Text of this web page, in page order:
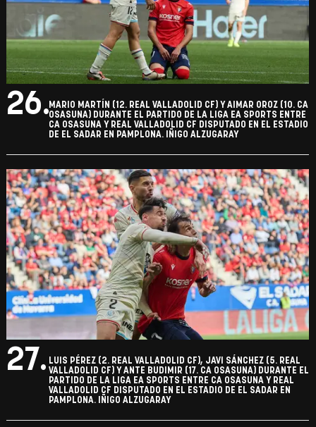
26.MARIO MARTÍN (12. REAL VALLADOLID CF) Y AIMAR OROZ (10. CA
OSASUNA) DURANTE EL PARTIDO DE LA LIGA EA SPORTS ENTRE
CA OSASUNA Y REAL VALLADOLID CF DISPUTADO EN EL ESTADIO
DE EL SADAR EN PAMPLONA. IÑIGO ALZUGARAY
27. LUIS PÉREZ (2. REAL VALLADOLID CF), JAVI SÁNCHEZ (5. REAL
VALLADOLID CF) Y ANTE BUDIMIR (17. CA OSASUNA) DURANTE EL
PARTIDO DE LA LIGA EA SPORTS ENTRE CA OSASUNA Y REAL
VALLADOLID CF DISPUTADO EN EL ESTADIO DE EL SADAR EN
PAMPLONA. IÑIGO ALZUGARAY